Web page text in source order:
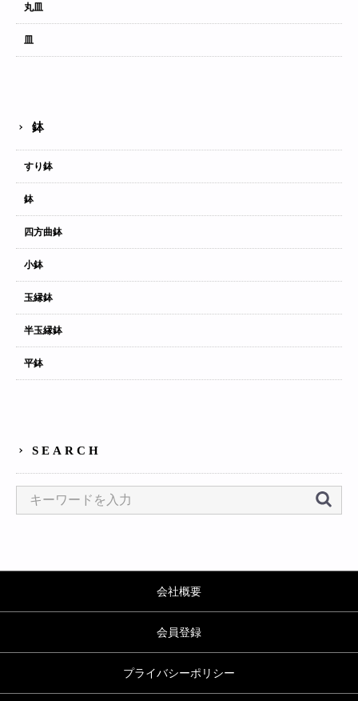
丸皿
皿
鉢
すり鉢
鉢
四方曲鉢
小鉢
玉縁鉢
半玉縁鉢
平鉢
SEARCH
会社概要
会員登録
プライバシーポリシー